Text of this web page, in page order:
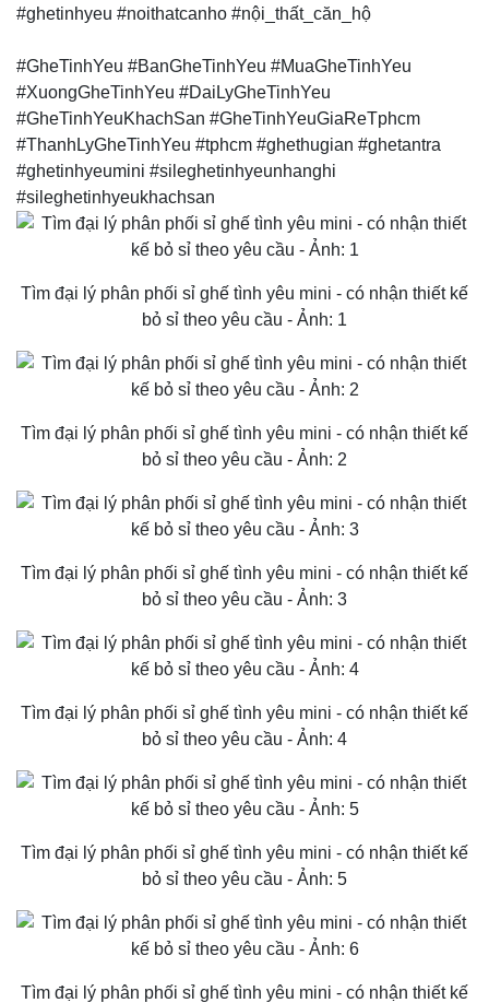
#ghetinhyeu #noithatcanho #nội_thất_căn_hộ
#GheTinhYeu #BanGheTinhYeu #MuaGheTinhYeu
#XuongGheTinhYeu #DaiLyGheTinhYeu
#GheTinhYeuKhachSan #GheTinhYeuGiaReTphcm
#ThanhLyGheTinhYeu #tphcm #ghethugian #ghetantra
#ghetinhyeumini #sileghetinhyeunhanghi
#sileghetinhyeukhachsan
Tìm đại lý phân phối sỉ ghế tình yêu mini - có nhận thiết kế
bỏ sỉ theo yêu cầu - Ảnh: 1
Tìm đại lý phân phối sỉ ghế tình yêu mini - có nhận thiết kế
bỏ sỉ theo yêu cầu - Ảnh: 2
Tìm đại lý phân phối sỉ ghế tình yêu mini - có nhận thiết kế
bỏ sỉ theo yêu cầu - Ảnh: 3
Tìm đại lý phân phối sỉ ghế tình yêu mini - có nhận thiết kế
bỏ sỉ theo yêu cầu - Ảnh: 4
Tìm đại lý phân phối sỉ ghế tình yêu mini - có nhận thiết kế
bỏ sỉ theo yêu cầu - Ảnh: 5
Tìm đại lý phân phối sỉ ghế tình yêu mini - có nhận thiết kế